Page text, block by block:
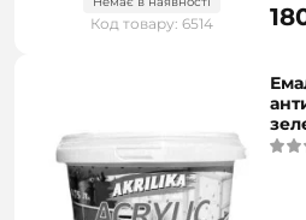
Код товару: 6514